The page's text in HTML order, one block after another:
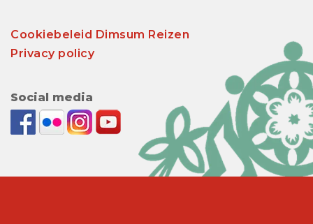
Cookiebeleid Dimsum Reizen
Privacy policy
Social media